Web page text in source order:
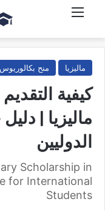
ماليزيا منح
كيفية
ماليزيا |
الدوليين
Scholarship in
for International
Students